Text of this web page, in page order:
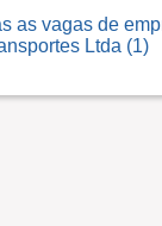
as vagas de
Ltda (1)